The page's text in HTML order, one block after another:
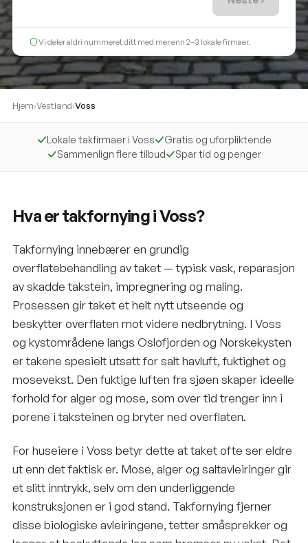
Vi deler aldri nummeret ditt med mer enn 2–3 lokale firmaer.
Hjem›Vestland›Voss
Lokale takfirmaer i Voss
Gratis og uforpliktende
Sammenlign flere tilbud
Spar tid og penger
Hva er takfornying i Voss?
Takfornying innebærer en grundig
overflatebehandling av taket — typisk vask, reparasjon
av skadde takstein, impregnering og maling.
Prosessen gir taket et helt nytt utseende og
beskytter overflaten mot videre nedbrytning. I Voss
og kystområdene langs Oslofjorden og Norskekysten
er takene spesielt utsatt for salt havluft, fuktighet og
mosevekst. Den fuktige luften fra sjøen skaper ideelle
forhold for alger og mose, som over tid trenger inn i
porene i taksteinen og bryter ned overflaten.
For huseiere i Voss betyr dette at taket ofte ser eldre
ut enn det faktisk er. Mose, alger og saltavleiringer gir
et slitt inntrykk, selv om den underliggende
konstruksjonen er i god stand. Takfornying fjerner
disse biologiske avleiringene, tetter småsprekker og